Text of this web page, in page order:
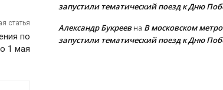
статья
по
1 мая
запустили тематический поезд к Дню
Александр Букреевна В московском метро
запустили тематический поезд к Дню